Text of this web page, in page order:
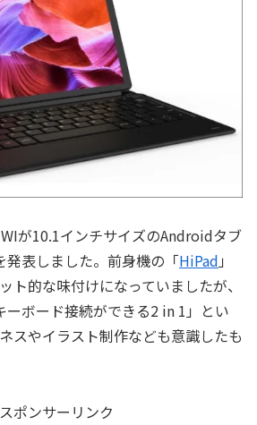
が10.1インチサイズのAndroidタブ
発表しました。前身機の「HiPad 」
ト的な味付けになっていましたが、
ーボード接続ができる2 in 1」とい
スやイラスト制作なども意識したも
スポンサーリンク